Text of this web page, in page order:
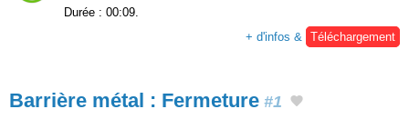
Durée : 00:09.
+ d'infos &
Téléchargement
Barrière métal : Fermeture #1